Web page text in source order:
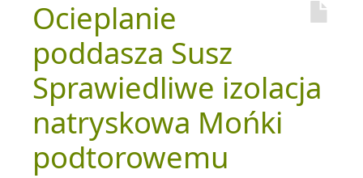
Ocieplanie
poddasza Susz
Sprawiedliwe izolacja
natryskowa Mońki
podtorowemu